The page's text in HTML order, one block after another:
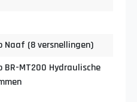
Naaf (8 versnellingen)
BR-MT200 Hydraulische